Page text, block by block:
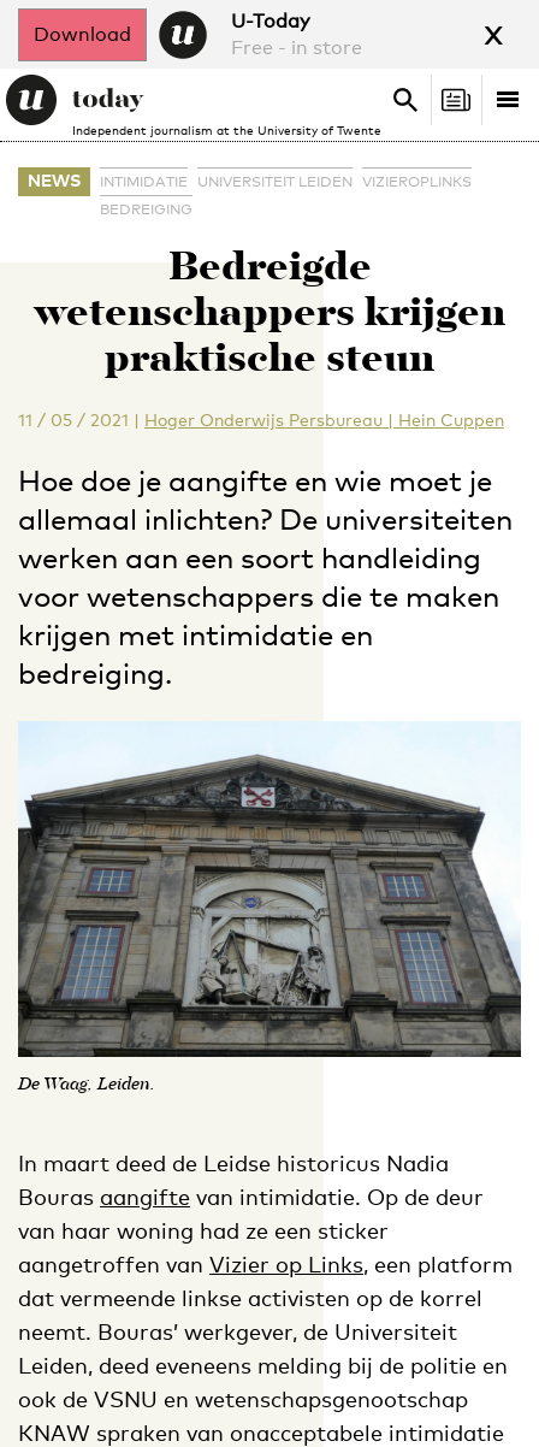
Download
U-Today
Free - in store
x
Independent journalism at the University of Twente
Search
Search
NEWS INTIMIDATIE UNIVERSITEIT LEIDEN
VIZIEROPLINKS
BEDREIGING
Bedreigde
wetenschappers krijgen
praktische steun
11 / 05 / 2021 | Hoger Onderwijs Persbureau | Hein Cuppen
Hoe doe je aangifte en wie moet je
allemaal inlichten? De universiteiten
werken aan een soort handleiding
voor wetenschappers die te maken
krijgen met intimidatie en
bedreiging.
De Waag, Leiden.
In maart deed de Leidse historicus Nadia
Bouras aangifte van intimidatie. Op de deur
van haar woning had ze een sticker
aangetroffen van Vizier op Links, een platform
dat vermeende linkse activisten op de korrel
neemt. Bouras’ werkgever, de Universiteit
Leiden, deed eveneens melding bij de politie en
ook de VSNU en wetenschapsgenootschap
KNAW spraken van onacceptabele intimidatie